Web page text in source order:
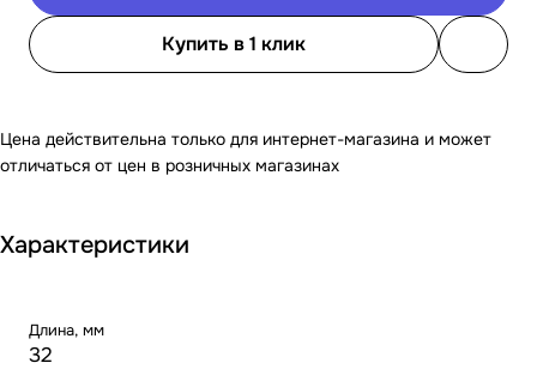
Купить в 1 клик
Цена действительна только для интернет-магазина и может
отличаться от цен в розничных магазинах
Характеристики
Длина, мм
32